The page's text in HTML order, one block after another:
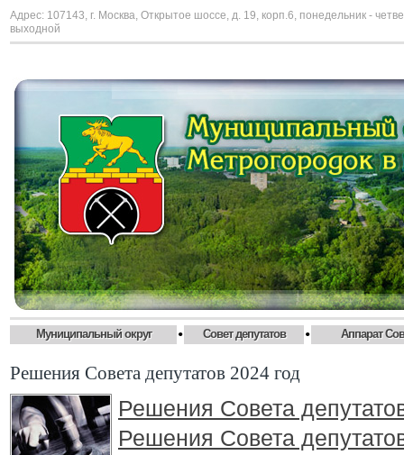
Адрес: 107143, г. Москва, Открытое шоссе, д. 19, корп.6, понедельник -
выходной
Муниципальный округ • Совет депутатов • Аппарат
Решения Совета депутатов 2024 год
Решения Совета
Решения Совета